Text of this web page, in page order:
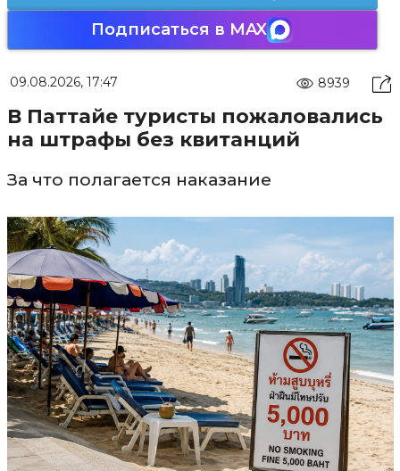
Подписаться в MAX
09.08.2026, 17:47 8939
В Паттайе туристы пожаловались
на штрафы без квитанций
За что полагается наказание